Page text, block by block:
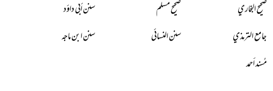
صحيح البخاري صحيح مسلم
سنن أبي داؤد
جامع الترمذي
سنن النسائي
سنن ابن ماجه
مُسند أحمد